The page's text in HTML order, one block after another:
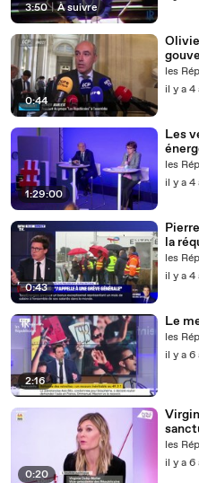
3:50 | À suivre
0:44
Olivier
de
les
il y a 4
1:29:00
Les
les
il y a 4
0:43
la
les
il y a 4
2:16
Le
les
il y a 6
0:20
les
il y a 6